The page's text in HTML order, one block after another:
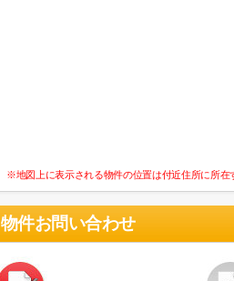
※地図上に表示される物件の位置は付近住所に所在
物件お問い合わせ